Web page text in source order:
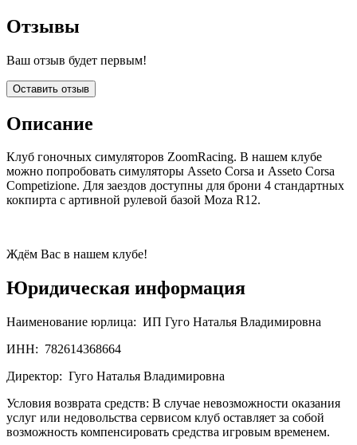
Отзывы
Ваш отзыв будет первым!
Оставить отзыв
Описание
Клуб гоночных симуляторов ZoomRacing. В нашем клубе
можно попробовать симуляторы Asseto Corsa и Asseto Corsa
Competizione. Для заездов доступны для брони 4 стандартных
кокпирта с артивной рулевой базой Moza R12.
Ждём Вас в нашем клубе!
Юридическая информация
Наименование юрлица: ИП Гуго Наталья Владимировна
ИНН: 782614368664
Директор: Гуго Наталья Владимировна
Условия возврата средств: В случае невозможности оказания
услуг или недовольства сервисом клуб оставляет за собой
возможность компенсировать средства игровым временем.